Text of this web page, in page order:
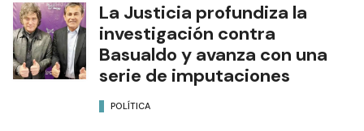
La Justicia profundiza la
investigación contra
Basualdo y avanza con una
serie de imputaciones
POLÍTICA